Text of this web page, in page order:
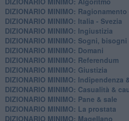
DIZIONARIO MINIMO:
DIZIONARIO MINIMO: Italia - Svezia
DIZIONARIO MINIMO: ​Ingiustizia
DIZIONARIO MINIMO: ​Sogni,
DIZIONARIO MINIMO: Domani
DIZIONARIO MINIMO: Referendum
DIZIONARIO MINIMO: Giustizia
DIZIONARIO MINIMO: ​Indipendenza
DIZIONARIO MINIMO: ​Casualità &
​DIZIONARIO MINIMO: Pane & sale
DIZIONARIO MINIMO: La prostata
​DIZIONARIO MINIMO: Magellano